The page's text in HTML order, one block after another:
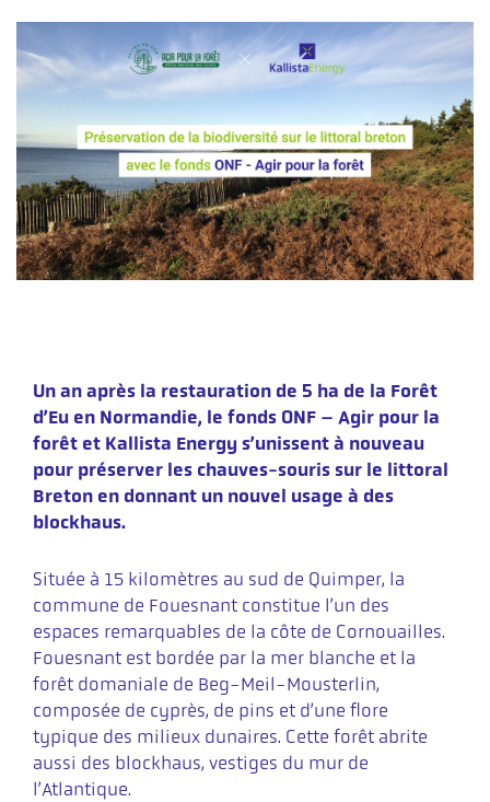
Un an après la restauration de 5 ha de la Forêt
d’Eu en Normandie, le fonds ONF – Agir pour la
forêt et Kallista Energy s’unissent à nouveau
pour préserver les chauves-souris sur le littoral
Breton en donnant un nouvel usage à des
blockhaus.
Située à 15 kilomètres au sud de Quimper, la
commune de Fouesnant constitue l’un des
espaces remarquables de la côte de Cornouailles.
Fouesnant est bordée par la mer blanche et la
forêt domaniale de Beg-Meil-Mousterlin,
composée de cyprès, de pins et d’une flore
typique des milieux dunaires. Cette forêt abrite
aussi des blockhaus, vestiges du mur de
l’Atlantique.